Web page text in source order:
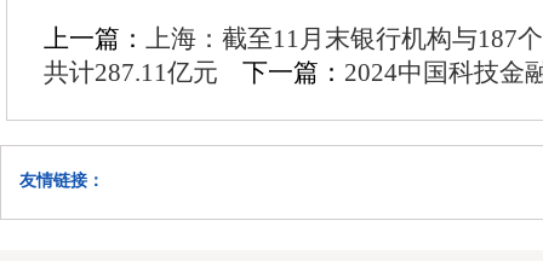
上一篇： 上海：截至11月末银行机构与187
共计287.11亿元
下一篇： 2024中国科技金
友情链接：